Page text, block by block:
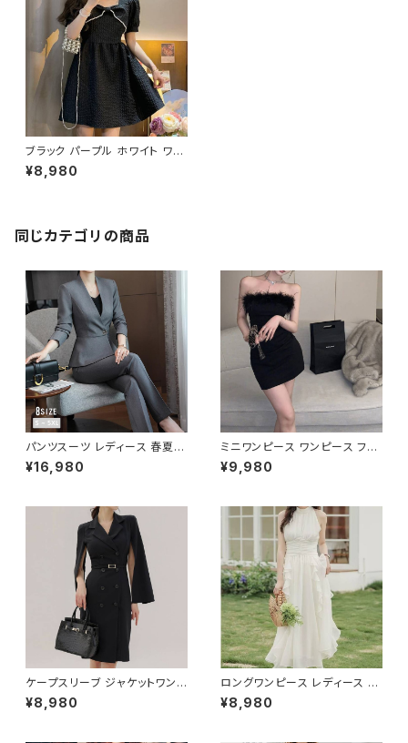
ブラック パープル ホワイト ワン
ピース レディース ミニ丈 パフス
リーブ パール リボンデザイン A
ーコーデ 可愛い きれいめ 人気
トレンド 高見え シンプル エレガ
¥8,980
同じカテゴリの商品
パンツスーツ レディース 春夏
秋冬 春 夏 秋 冬 黒 紺 スーツ
上下セット 2点セット ジャケット
ビジネススーツ ロング パンツス
ーツ ロングパンツ ペプラム ノー
カラースーツ ペプラムジャケット
レディーススーツ 大きいサイズ
オフィス OL オフィスカジュアル
ビジネス 結婚式 パーティー お
呼ばれ ブラック ネイビー グレ
ー S M L XL 2XL 3XL 4XL 5
XL 10代 20代 30代 40代 C-
WAW1079
¥16,980
ミニワンピース ワンピース フェ
ザーデザイン タイトワンピース
チューブトップ レディース 春夏
ワンピドレス OL エレガント フ
ォーマル ブラック ボルドー ホワ
イト 大きいサイズ きれいめ ドレ
スワンピース お呼ばれ 韓国 フ
ァッション オフィスカジュアル 韓
国風 キャバドレス ナイトドレス
ナイトワンピ カジュアル 10代 2
0代 30代 40代 C-OSS0127
¥9,980
ケープスリーブ ジャケットワンピ
ース ベルト付き ワンピース レデ
ィース 長袖 襟付き タイト スー
¥8,980
ロングワンピース レディース シ
フォン フリル ハイネック ノース
リーブ フレア Aライン エレガン
¥8,980